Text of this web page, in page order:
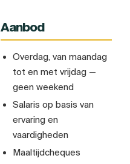
Aanbod
Overdag, van maandag
tot en met vrijdag —
geen weekend
Salaris op basis van
ervaring en
vaardigheden
Maaltijdcheques